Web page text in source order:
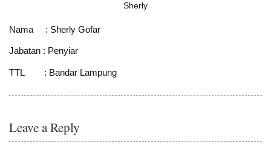
Sherly
Nama : Sherly Gofar
Jabatan : Penyiar
TTL : Bandar Lampung
Leave a Reply